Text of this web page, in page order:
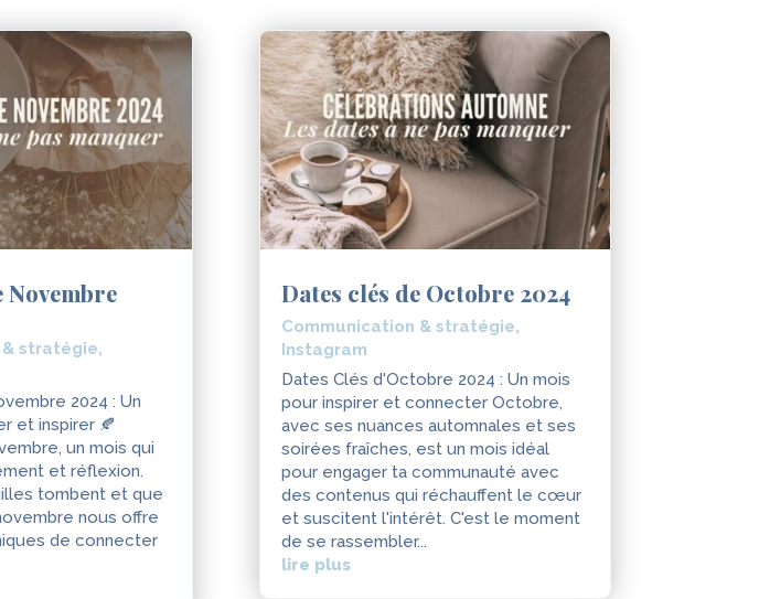
Novembre
stratégie,
2024 : Un
et inspirer 🍂
un mois qui
et réflexion.
tombent et que
nous offre
de connecter
Dates clés de Octobre 2024
Communication & stratégie,
Instagram
Dates Clés d'Octobre 2024 : Un mois
pour inspirer et connecter Octobre,
avec ses nuances automnales et ses
soirées fraîches, est un mois idéal
pour engager ta communauté avec
des contenus qui réchauffent le cœur
et suscitent l'intérêt. C'est le moment
de se rassembler...
lire plus